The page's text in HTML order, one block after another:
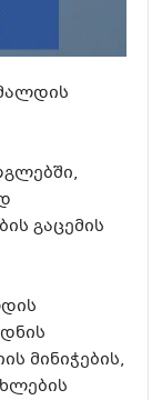
გაცემის
მინიჭების,